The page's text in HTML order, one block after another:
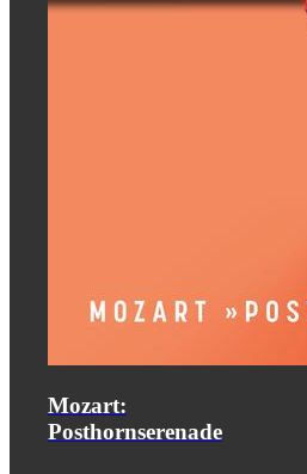
Mozart:
Posthornserenade